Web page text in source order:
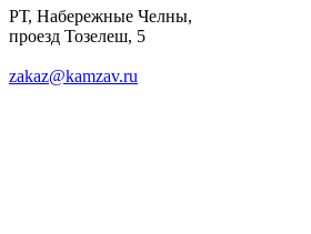
РТ, Набережные Челны,
проезд Тозелеш, 5
zakaz@kamzav.ru